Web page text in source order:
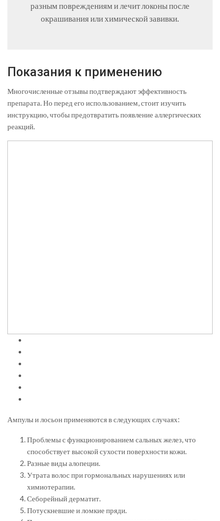
разным повреждениям и лечит локоны после
окрашивания или химической завивки.
Показания к применению
Многочисленные отзывы подтверждают эффективность
препарата. Но перед его использованием, стоит изучить
инструкцию, чтобы предотвратить появление аллергических
реакций.
Ампулы и лосьон применяются в следующих случаях:
Проблемы с функционированием сальных желез, что
способствует высокой сухости поверхности кожи.
Разные виды алопеции.
Утрата волос при гормональных нарушениях или
химиотерапии.
Себорейный дерматит.
Потускневшие и ломкие пряди.